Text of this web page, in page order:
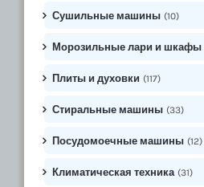
Сушильные машины (10)
Морозильные лари и шкафы
Плиты и духовки (117)
Стиральные машины (33)
Посудомоечные машины (12)
Климатическая техника (31)